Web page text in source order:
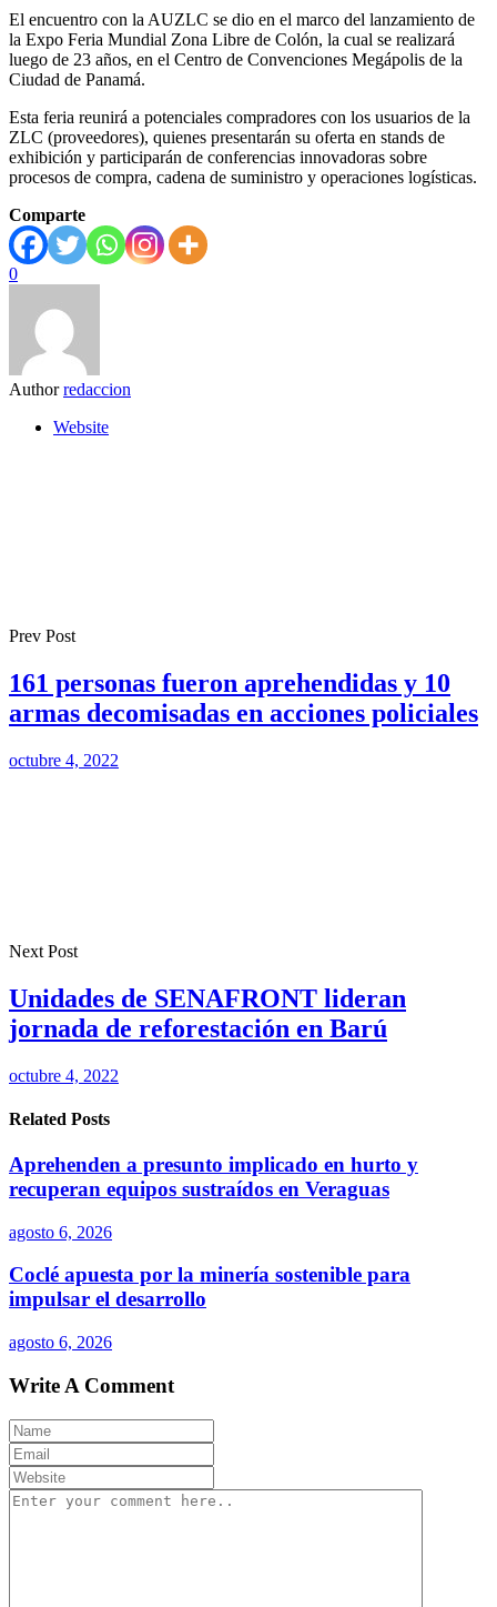
El encuentro con la AUZLC se dio en el marco del lanzamiento de
la Expo Feria Mundial Zona Libre de Colón, la cual se realizará
luego de 23 años, en el Centro de Convenciones Megápolis de la
Ciudad de Panamá.
Esta feria reunirá a potenciales compradores con los usuarios de la
ZLC (proveedores), quienes presentarán su oferta en stands de
exhibición y participarán de conferencias innovadoras sobre
procesos de compra, cadena de suministro y operaciones logísticas.
Comparte
0
Author redaccion
Website
Prev Post
161 personas fueron aprehendidas y 10
armas decomisadas en acciones policiales
octubre 4, 2022
Next Post
Unidades de SENAFRONT lideran
jornada de reforestación en Barú
octubre 4, 2022
Related Posts
Aprehenden a presunto implicado en hurto y
recuperan equipos sustraídos en Veraguas
agosto 6, 2026
Coclé apuesta por la minería sostenible para
impulsar el desarrollo
agosto 6, 2026
Write A Comment